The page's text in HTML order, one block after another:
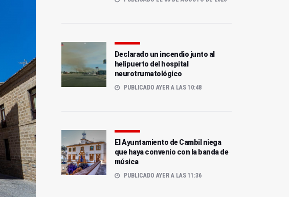
Declarado un incendio junto al
helipuerto del hospital
neurotrumatológico
PUBLICADO AYER A LAS 10:48
El Ayuntamiento de Cambil niega
que haya convenio con la banda de
música
PUBLICADO AYER A LAS 11:36